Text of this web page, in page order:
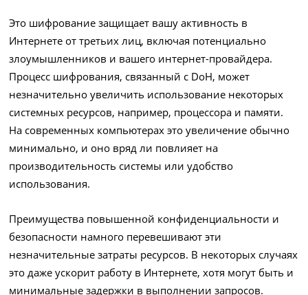
Это шифрование защищает вашу активность в
Интернете от третьих лиц, включая потенциально
злоумышленников и вашего интернет-провайдера.
Процесс шифрования, связанный с DoH, может
незначительно увеличить использование некоторых
системных ресурсов, например, процессора и памяти.
На современных компьютерах это увеличение обычно
минимально, и оно вряд ли повлияет на
производительность системы или удобство
использования.
Преимущества повышенной конфиденциальности и
безопасности намного перевешивают эти
незначительные затраты ресурсов. В некоторых случаях
это даже ускорит работу в Интернете, хотя могут быть и
минимальные задержки в выполнении запросов.